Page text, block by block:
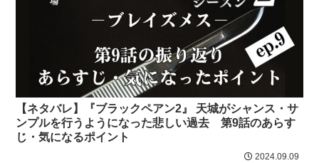
【ネタバレ】『ブラックペアン2』 天城がシャンス・サ
ンプルを行うようになった悲しい過去 第9話のあらす
じ・気になるポイント
2024.09.09